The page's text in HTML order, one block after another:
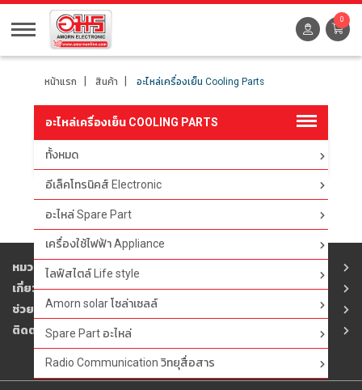
0
หน้าแรก สินค้า อะไหล่เครื่องเย็น Cooling Parts
อะไหล่เครื่องเย็น COOLING PARTS
ทั้งหมด
อีเล็คโทรนิคส์ Electronic
อะไหล่ Spare Part
เครื่องใช้ไฟฟ้า Appliance
ไลฟ์สไตล์ Life style
Amorn solar โซล่าเซลล์
Spare Part อะไหล่
Radio Communication วิทยุสื่อสาร
ตัวกรอง
หมวดสินค้า
เกี่ยวกับอมร
ช่วยเหลือ
ติดต่ออมร